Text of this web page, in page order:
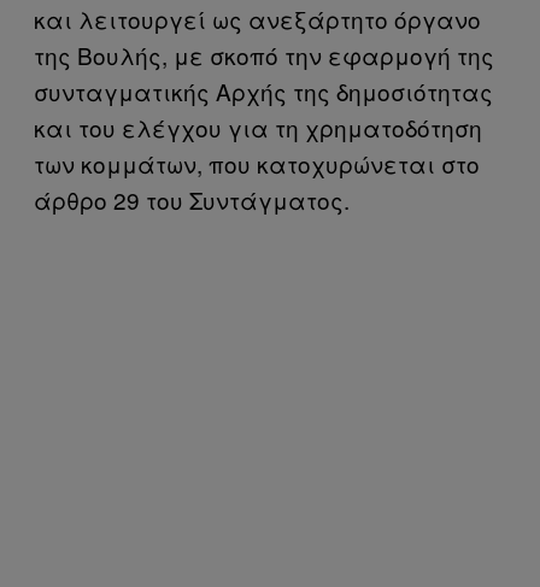
και λειτουργεί ως ανεξάρτητο όργανο
της Βουλής, με σκοπό την εφαρμογή της
συνταγματικής Αρχής της δημοσιότητας
και του ελέγχου για τη χρηματοδότηση
των κομμάτων, που κατοχυρώνεται στο
άρθρο 29 του Συντάγματος.